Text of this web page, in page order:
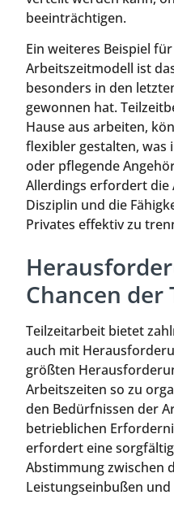
beeinträchtigen.
Ein weiteres Beispiel
Arbeitszeitmodell ist
besonders in den
gewonnen hat.
Hause aus arbeiten,
flexibler gestalten, was
oder pflegende
Allerdings erfordert die
Disziplin und die
Privates effektiv zu
Chancen
Teilzeitarbeit bietet
auch mit
größten
Arbeitszeiten so zu
den Bedürfnissen der
betrieblichen
erfordert eine
Abstimmung zwischen
Leistungseinbußen